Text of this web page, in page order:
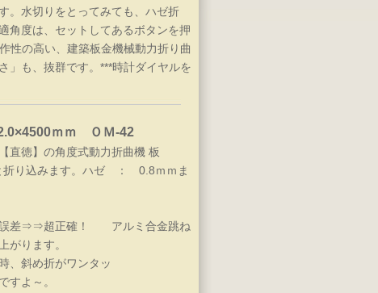
。水切りをとってみても、ハゼ折
角度は、セットしてあるボタンを押
性の高い、建築板金機械動力折り曲
」も、抜群です。***時計ダイヤルを
ｍｍ ＯＭ-42
徳】の角度式動力折曲機 板
り込みます。ハゼ ： 0.8ｍｍま
差⇒⇒超正確！ アルミ合金跳ね
ります。
斜め折がワンタッ
すよ～。